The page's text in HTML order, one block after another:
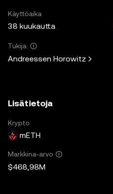
Käyttöaika
38 kuukautta
Tukija:
Andreessen Horowitz
Lisätietoja
Krypto
mETH
Markkina-arvo
$468,98M